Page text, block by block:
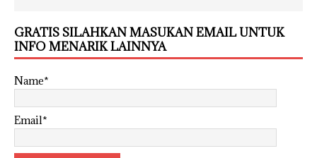
GRATIS SILAHKAN MASUKAN EMAIL UNTUK
INFO MENARIK LAINNYA
Name*
Email*